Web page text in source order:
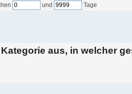
und Tage
aus, in welcher